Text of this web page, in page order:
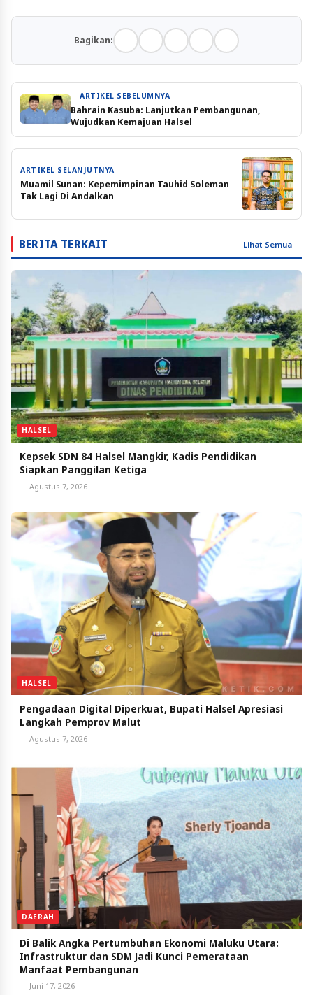
Bagikan:
ARTIKEL SEBELUMNYA
Bahrain Kasuba: Lanjutkan Pembangunan,
Wujudkan Kemajuan Halsel
ARTIKEL SELANJUTNYA
Muamil Sunan: Kepemimpinan Tauhid Soleman
Tak Lagi Di Andalkan
BERITA TERKAIT Lihat Semua
HALSEL
Kepsek SDN 84 Halsel Mangkir, Kadis Pendidikan
Siapkan Panggilan Ketiga
Agustus 7, 2026
HALSEL
Pengadaan Digital Diperkuat, Bupati Halsel Apresiasi
Langkah Pemprov Malut
Agustus 7, 2026
DAERAH
Di Balik Angka Pertumbuhan Ekonomi Maluku Utara:
Infrastruktur dan SDM Jadi Kunci Pemerataan
Manfaat Pembangunan
Juni 17, 2026